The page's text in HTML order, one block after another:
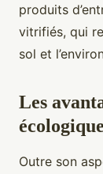
produits
vitrifiés, qui
sol et
Les
Outre son